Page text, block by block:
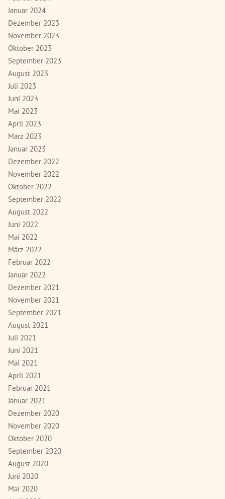
Januar 2024
Dezember 2023
November 2023
Oktober 2023
September 2023
August 2023
Juli 2023
Juni 2023
Mai 2023
April 2023
März 2023
Januar 2023
Dezember 2022
November 2022
Oktober 2022
September 2022
August 2022
Juni 2022
Mai 2022
März 2022
Februar 2022
Januar 2022
Dezember 2021
November 2021
September 2021
August 2021
Juli 2021
Juni 2021
Mai 2021
April 2021
Februar 2021
Januar 2021
Dezember 2020
November 2020
Oktober 2020
September 2020
August 2020
Juni 2020
Mai 2020